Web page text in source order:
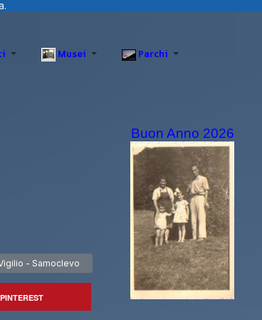
Musei Parchi
Chiesa di S. Vigilio - Samoclevo
- Samoclevo
PINTEREST
Buon Anno 2026